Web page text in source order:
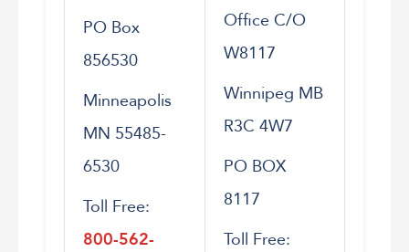
PO Box
856530
Minneapolis
MN 55485-
6530
Toll Free:
800-562-
Office C/O
W8117
Winnipeg MB
R3C 4W7
PO BOX
8117
Toll Free: